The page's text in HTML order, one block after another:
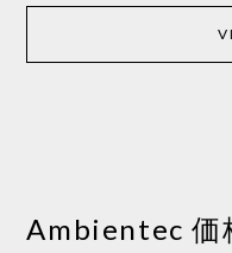
解決いたします。お気
Ambientec 価